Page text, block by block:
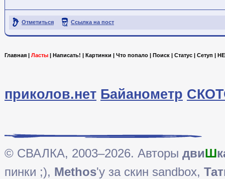
Отметиться Ссылка на пост
Главная | Ласты | Написать! | Картинки | Что попало | Поиск | Статус | Сетуп |
приколов.нет Байанометр
© СВАЛКА, 2003–2026. Авторы двиШ
пинки ;), Methos'у за скин sandbox,